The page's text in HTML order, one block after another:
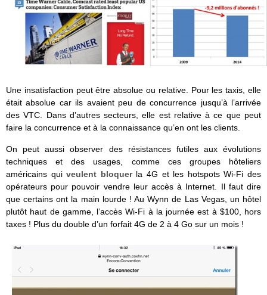
Une insatisfaction peut être absolue ou relative. Pour les taxis, elle
était absolue car ils avaient peu de concurrence jusqu’à l’arrivée
des VTC. Dans d’autres secteurs, elle est relative à ce que peut
faire la concurrence et à la connaissance qu’en ont les clients.
On peut aussi observer des résistances futiles aux évolutions
techniques et des usages, comme ces groupes hôteliers
américains quiveulent bloquerla 4G et les hotspots Wi-Fi des
opérateurs pour pouvoir vendre leur accès à Internet. Il faut dire
que certains ont la main lourde ! Au Wynn de Las Vegas, un hôtel
plutôt haut de gamme, l’accès Wi-Fi à la journée est à $100, hors
taxes ! Plus du double d’un forfait 4G de 2 à 4 Go sur un mois !